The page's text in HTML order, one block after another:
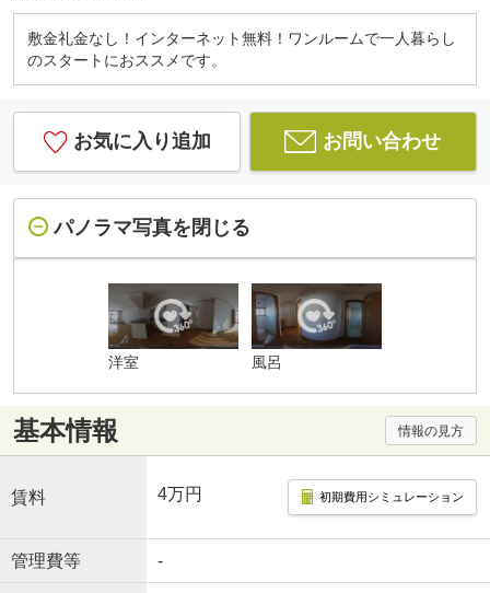
敷金礼金なし！インターネット無料！ワンルームで一人暮らし
のスタートにおススメです。
お気に入り追加 お問い合わせ
パノラマ写真を閉じる
洋室 風呂
基本情報 情報の見方
賃料 4万円 初期費用シミュレーション
管理費等 -